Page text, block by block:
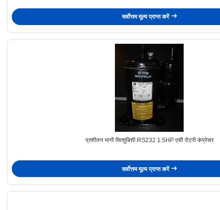
सर्वोत्तम मूल्य प्राप्त करें
प्रशीतन भागों मित्सुबिशी RS232 1.5HP एसी रोटरी कंप्रेसर
सर्वोत्तम मूल्य प्राप्त करें